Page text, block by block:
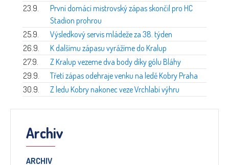
23.9.
První domácí mistrovský zápas skončil pro HC
Stadion prohrou
25.9.
Výsledkový servis mládeže za 38. týden
26.9.
K dalšímu zápasu vyrážíme do Kralup
27.9.
Z Kralup vezeme dva body díky gólu Bláhy
29.9.
Třetí zápas odehraje venku na ledě Kobry Praha
30.9.
Z ledu Kobry nakonec veze Vrchlabí výhru
Archiv
ARCHIV